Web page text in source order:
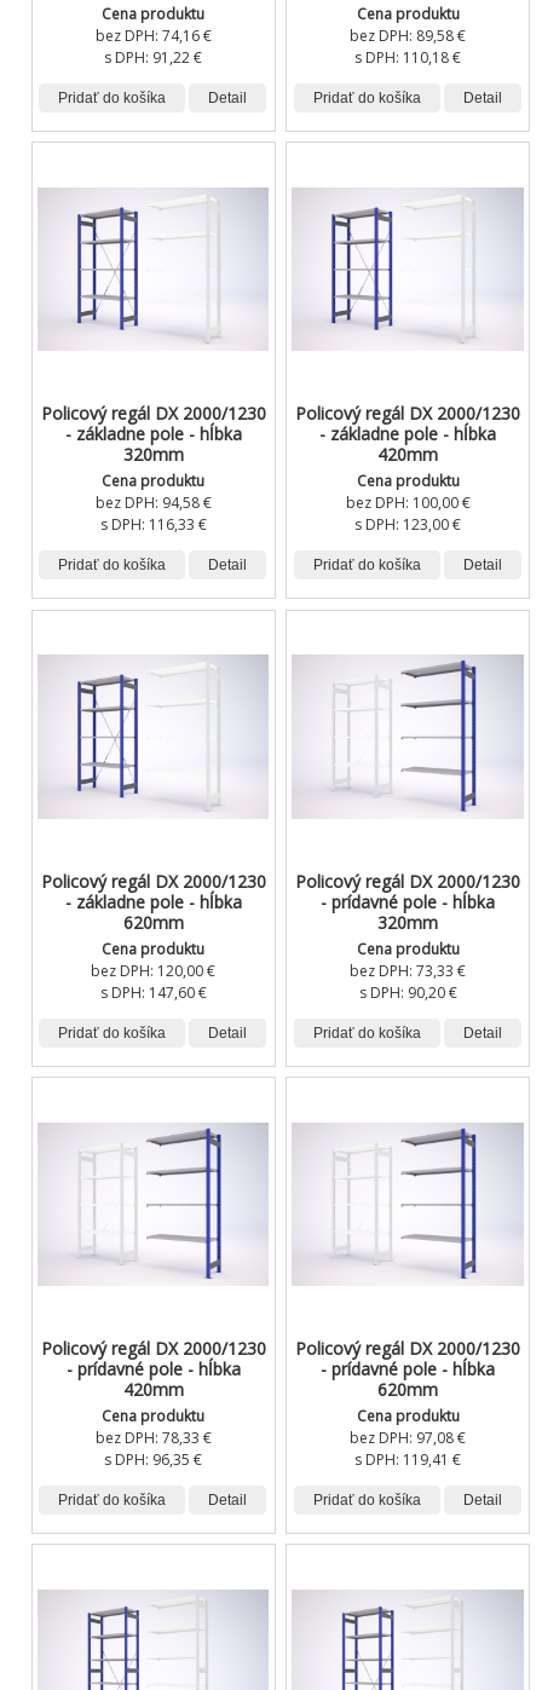
Cena produktu
bez DPH: 74,16 €
s DPH: 91,22 €
Pridať do košíka Detail
Cena produktu
bez DPH: 89,58 €
s DPH: 110,18 €
Pridať do košíka Detail
Policový regál DX 2000/1230
- základne pole - hĺbka
320mm
Cena produktu
bez DPH: 94,58 €
s DPH: 116,33 €
Pridať do košíka Detail
Policový regál DX 2000/1230
- základne pole - hĺbka
420mm
Cena produktu
bez DPH: 100,00 €
s DPH: 123,00 €
Pridať do košíka Detail
Policový regál DX 2000/1230
- základne pole - hĺbka
620mm
Cena produktu
bez DPH: 120,00 €
s DPH: 147,60 €
Pridať do košíka Detail
Policový regál DX 2000/1230
- prídavné pole - hĺbka
320mm
Cena produktu
bez DPH: 73,33 €
s DPH: 90,20 €
Pridať do košíka Detail
Policový regál DX 2000/1230
- prídavné pole - hĺbka
420mm
Cena produktu
bez DPH: 78,33 €
s DPH: 96,35 €
Pridať do košíka Detail
Policový regál DX 2000/1230
- prídavné pole - hĺbka
620mm
Cena produktu
bez DPH: 97,08 €
s DPH: 119,41 €
Pridať do košíka Detail